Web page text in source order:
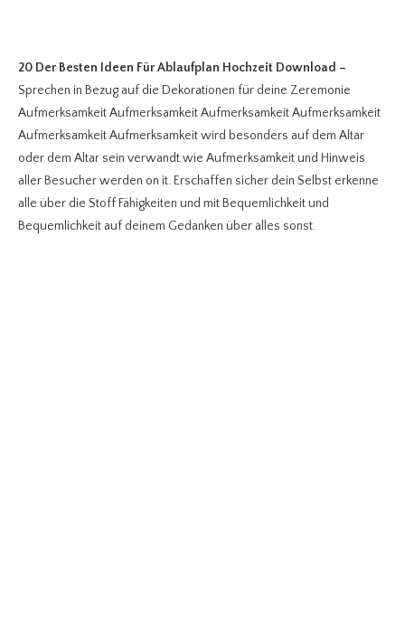
20 Der Besten Ideen Für Ablaufplan Hochzeit Download –
Sprechen in Bezug auf die Dekorationen für deine Zeremonie
Aufmerksamkeit Aufmerksamkeit Aufmerksamkeit Aufmerksamkeit
Aufmerksamkeit Aufmerksamkeit wird besonders auf dem Altar
oder dem Altar sein verwandt wie Aufmerksamkeit und Hinweis
aller Besucher werden on it. Erschaffen sicher dein Selbst erkenne
alle über die Stoff Fähigkeiten und mit Bequemlichkeit und
Bequemlichkeit auf deinem Gedanken über alles sonst.